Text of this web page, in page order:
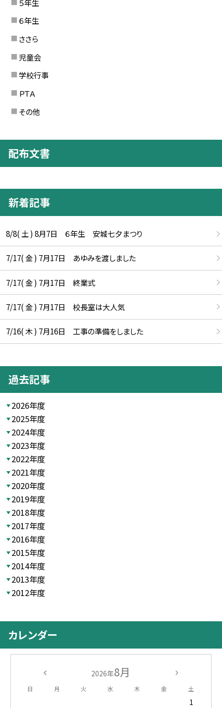
５年生
６年生
ささら
児童会
学校行事
ＰＴＡ
その他
配布文書
新着記事
8/8( 土 ) 8月7日 ６年生 安城七夕まつり
7/17( 金 ) 7月17日 あゆみを渡しました
7/17( 金 ) 7月17日 終業式
7/17( 金 ) 7月17日 校長室は大人気
7/16( 木 ) 7月16日 工事の準備をしました
過去記事
2026年度
2025年度
2024年度
2023年度
2022年度
2021年度
2020年度
2019年度
2018年度
2017年度
2016年度
2015年度
2014年度
2013年度
2012年度
カレンダー
2026年8月
日 月 火 水 木 金 土
1